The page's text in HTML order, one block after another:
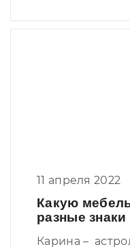
11 апреля 2022
Какую
разные
Карина –